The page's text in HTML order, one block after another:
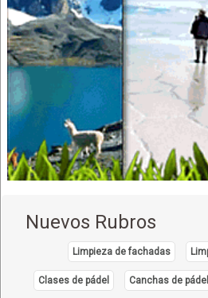
Nuevos Rubros
Limpieza de fachadas
Clases de pádel Canchas de pádel